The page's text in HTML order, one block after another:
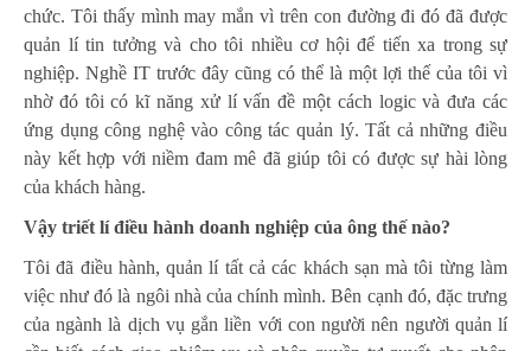
chức. Tôi thấy mình may mắn vì trên con đường đi đó đã được
quản lí tin tưởng và cho tôi nhiều cơ hội để tiến xa trong sự
nghiệp. Nghề IT trước đây cũng có thể là một lợi thế của tôi vì
nhờ đó tôi có kĩ năng xử lí vấn đề một cách logic và đưa các
ứng dụng công nghệ vào công tác quản lý. Tất cả những điều
này kết hợp với niềm đam mê đã giúp tôi có được sự hài lòng
của khách hàng.
Vậy triết lí điều hành doanh nghiệp của ông thế nào?
Tôi đã điều hành, quản lí tất cả các khách sạn mà tôi từng làm
việc như đó là ngôi nhà của chính mình. Bên cạnh đó, đặc trưng
của ngành là dịch vụ gắn liền với con người nên người quản lí